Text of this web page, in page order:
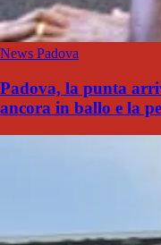
News Padova
Padova, la punta
ancora in ballo e la